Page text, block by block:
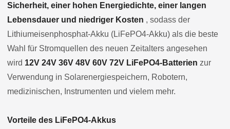
Sicherheit, einer hohen Energiedichte, einer langen
Lebensdauer und niedriger Kosten , sodass der
Lithiumeisenphosphat-Akku (LiFePO4-Akku) als die beste
Wahl für Stromquellen des neuen Zeitalters angesehen
wird 12V 24V 36V 48V 60V 72V LiFePO4-Batterien zur
Verwendung in Solarenergiespeichern, Robotern,
medizinischen, Instrumenten und vielem mehr.
Vorteile des LiFePO4-Akkus